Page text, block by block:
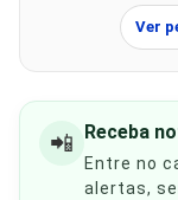
Ver
📲 Receba
Entre no
alertas,